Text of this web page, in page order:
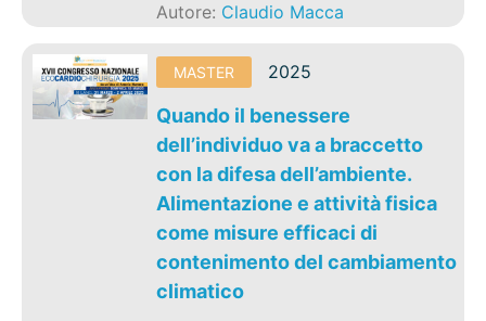
Autore: Claudio Macca
MASTER 2025
Quando il benessere
dell’individuo va a braccetto
con la difesa dell’ambiente.
Alimentazione e attività fisica
come misure efficaci di
contenimento del cambiamento
climatico